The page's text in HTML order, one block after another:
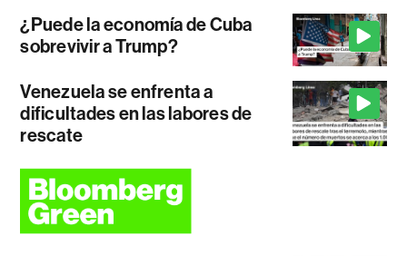
¿Puede la economía de Cuba
sobrevivir a Trump?
Venezuela se enfrenta a
dificultades en las labores de
rescate